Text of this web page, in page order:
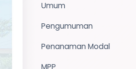
Umum
Pengumuman
Penanaman Modal
MPP